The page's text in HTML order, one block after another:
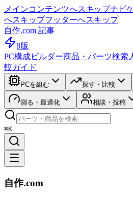
メインコンテンツへスキップナビ
へスキップフッターへスキップ
自作.com 記事
β版
PC構成ビルダー商品・パーツ検索
較ガイド
PCを組む 探す・比較
測る・最適化 相談・投稿
⌘K
自作.com